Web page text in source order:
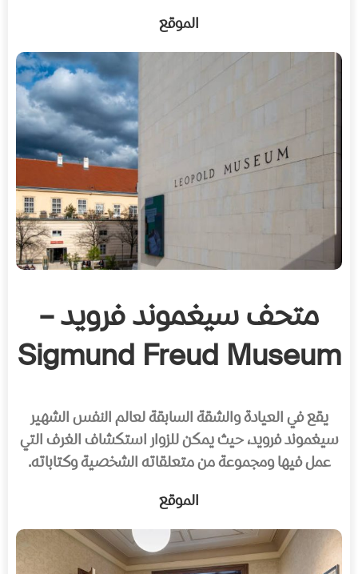
الموقع
متحف سيغموند فرويد –
Sigmund Freud Museum
يقع في العيادة والشقة السابقة لعالم النفس الشهير
سيغموند فرويد، حيث يمكن للزوار استكشاف الغرف التي
عمل فيها ومجموعة من متعلقاته الشخصية وكتاباته.
الموقع